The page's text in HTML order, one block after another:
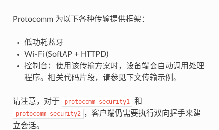
Protocomm 为以下各种传输提供框架：
低功耗蓝牙
Wi-Fi (SoftAP + HTTPD)
控制台：使用该传输方案时，设备端会自动调用处理
程序。相关代码片段，请参见下文传输示例。
请注意，对于 protocomm_security1 和
protocomm_security2 ，客户端仍需要执行双向握手来建
立会话。